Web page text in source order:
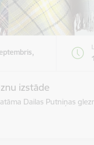
izstāde
Dailas Putniņas